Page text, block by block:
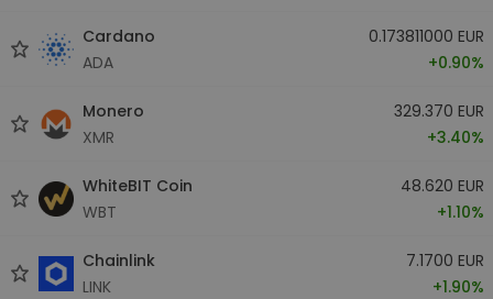
Cardano
ADA
0.173811000 EUR
+0.90%
Monero
XMR
329.370 EUR
+3.40%
WhiteBIT Coin
WBT
48.620 EUR
+1.10%
Chainlink
LINK
7.1700 EUR
+1.90%